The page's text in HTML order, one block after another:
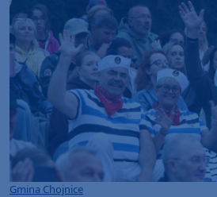
Gmina Chojnice